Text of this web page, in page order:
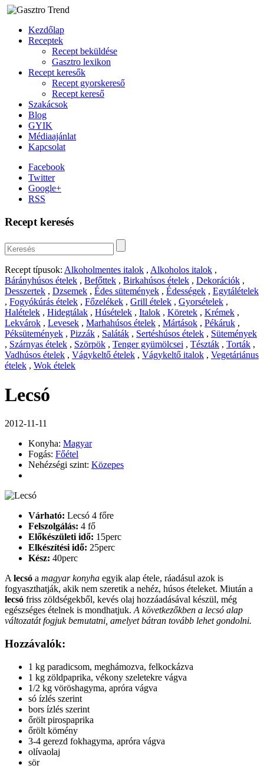
Kezdőlap
Receptek
Recept beküldése
Gasztro lexikon
Recept keresők
Recept gyorskereső
Recept kereső
Szakácsok
Blog
GYIK
Médiaajánlat
Kapcsolat
Facebook
Twitter
Google+
RSS
Recept keresés
Recept típusok: Alkoholmentes italok , Alkoholos italok ,
Bárányhúsos ételek , Befőttek , Birkahúsos ételek , Dekorációk ,
Desszertek , Dzsemek , Édes sütemények , Édességek , Egytálételek
, Fogyókúrás ételek , Főzelékek , Grill ételek , Gyorsételek ,
Halételek , Hidegtálak , Húsételek , Italok , Köretek , Krémek ,
Lekvárok , Levesek , Marhahúsos ételek , Mártások , Pékáruk ,
Péksütemények , Pizzák , Saláták , Sertéshúsos ételek , Sütemények
, Szárnyas ételek , Szörpök , Tenger gyümölcsei , Tészták , Torták ,
Vadhúsos ételek , Vágykeltő ételek , Vágykeltő italok , Vegetáriánus
ételek , Wok ételek
Lecsó
2012-11-11
Konyha: Magyar
Fogás: Főétel
Nehézségi szint: Közepes
Várható: Lecsó 4 főre
Felszolgálás: 4 fő
Előkészületi idő: 15perc
Elkészítési idő: 25perc
Kész: 40perc
A lecsó a magyar konyha egyik alap étele, ráadásul azok is
fogyaszthatják, akik nem szeretik a nehéz, húsos ételeket. Miután a
lecsó friss zöldségekből, kevés olaj hozzáadásával készül, még
egészséges ételnek is mondhatjuk. A következőkben a lecsó alap
változatát fogjuk bemutatni, amelyet bátran tovább lehet gondolni.
Hozzávalók:
1 kg paradicsom, meghámozva, felkockázva
1 kg zöldpaprika, vékony szeletekre vágva
1/2 kg vöröshagyma, apróra vágva
só ízlés szerint
bors ízlés szerint
őrölt pirospaprika
őrölt kömény
3-4 gerezd fokhagyma, apróra vágva
olívaolaj
sör